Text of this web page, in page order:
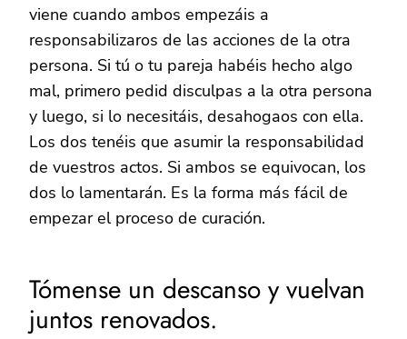
viene cuando ambos empezáis a
responsabilizaros de las acciones de la otra
persona. Si tú o tu pareja habéis hecho algo
mal, primero pedid disculpas a la otra persona
y luego, si lo necesitáis, desahogaos con ella.
Los dos tenéis que asumir la responsabilidad
de vuestros actos. Si ambos se equivocan, los
dos lo lamentarán. Es la forma más fácil de
empezar el proceso de curación.
Tómense un descanso y vuelvan
juntos renovados.